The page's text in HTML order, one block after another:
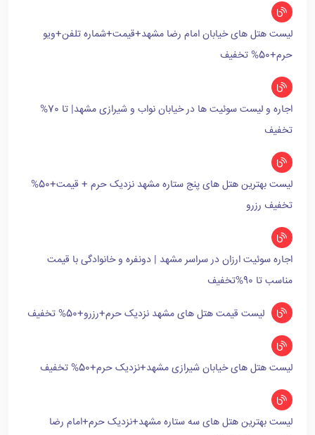
لیست هتل های خیابان امام رضا مشهد+قیمت+شماره تلفن+ویو
حرم+50% تخفیف
اجاره و لیست سوئیت ها در خیابان نواب و شیرازی مشهد| تا 70%
تخفیف
لیست بهترین هتل های پنج ستاره مشهد نزدیک حرم + قیمت+50%
تخفیف رزرو
اجاره سوئیت ارزان در سراسر مشهد | دونفره و خانوادگی با قیمت
مناسب تا 90%تخفیف
لیست قیمت هتل های مشهد نزدیک حرم+رزرو+50% تخفیف
لیست هتل های خیابان شیرازی مشهد+نزدیک حرم+50% تخفیف
لیست بهترین هتل های سه ستاره مشهد+نزدیک حرم+امام رضا